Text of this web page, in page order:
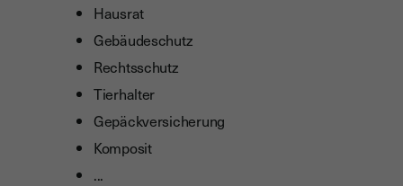
Hausrat
Gebäudeschutz
Rechtsschutz
Tierhalter
Gepäckversicherung
Komposit
...